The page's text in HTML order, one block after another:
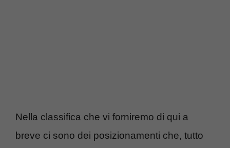
Nella classifica che vi forniremo di qui a
breve ci sono dei posizionamenti che, tutto